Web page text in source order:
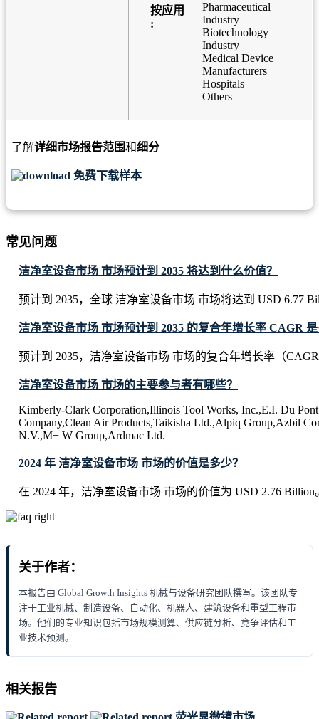
按应用
:
Pharmaceutical
Industry
Biotechnology
Industry
Medical Device
Manufacturers
Hospitals
Others
了解详细市场报告范围和细分
免费下载样本
常见问题
洁净室设备市场 市场预计到 2035 将达到什么价值？
预计到 2035，全球 洁净室设备市场 市场将达到 USD 6.77
洁净室设备市场 市场预计到 2035 的复合年增长率 CAGR
预计到 2035，洁净室设备市场 市场的复合年增长率（
洁净室设备市场 市场的主要参与者有哪些？
Kimberly-Clark Corporation,Illinois Tool Works, Inc.,E.I. Du
Company,Clean Air Products,Taikisha Ltd.,Alpiq Group,Azbil
N.V.,M+ W Group,Ardmac Ltd.
2024 年 洁净室设备市场 市场的价值是多少？
在 2024 年，洁净室设备市场 市场的价值为 USD 2.76 Billion
关于作者：
本报告由 Global Growth Insights 机械与设备研究团队撰写。该团队专
注于工业机械、制造设备、自动化、机器人、建筑设备和重型工程市
场。他们的专业知识包括市场规模测算、供应链分析、竞争评估和工
业技术预测。
相关报告